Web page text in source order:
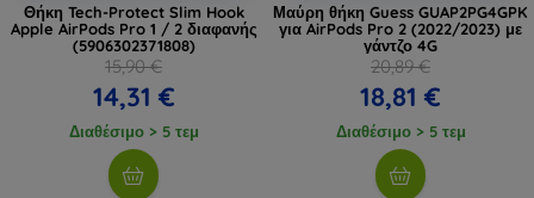
Θήκη Tech-Protect Slim Hook
Apple AirPods Pro 1 / 2 διαφανής
(5906302371808)
15,90 €
14,31 €
Διαθέσιμο > 5 τεμ
Μαύρη θήκη Guess GUAP2PG4GPK
για AirPods Pro 2 (2022/2023) με
γάντζο 4G
20,89 €
18,81 €
Διαθέσιμο > 5 τεμ